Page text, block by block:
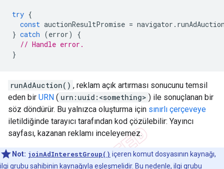
try {
const auctionResultPromise = navigator .
} catch (error)
{
// Handle error.
}
runAdAuction() , reklam açık artırması sonucunu temsil
eden bir URN ( urn:uuid:<something> ) ile sonuçlanan bir
söz döndürür. Bu yalnızca oluşturma için sınırlı çerçeveye
iletildiğinde tarayıcı tarafından kod çözülebilir: Yayıncı
sayfası, kazanan reklamı inceleyemez.
Not: joinAdInterestGroup() içeren komut dosyasının kaynağı,
ilgi grubu sahibinin kaynağıyla eşleşmelidir. Bu nedenle, ilgi grubu